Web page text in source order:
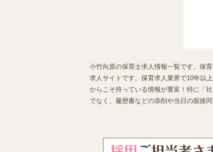
小竹向原の保育士求人情報一覧です。保
求人サイトです。保育求人業界で10年以
からこそ持っている情報が豊富！特に「
でなく、履歴書などの添削や当日の面接